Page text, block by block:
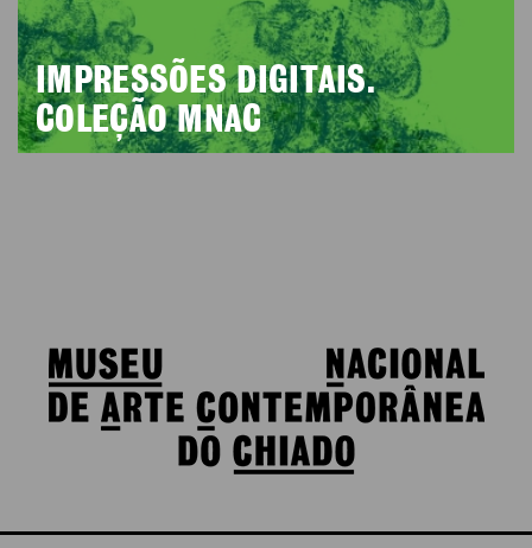
IMPRESSÕES DIGITAIS.
COLEÇÃO MNAC